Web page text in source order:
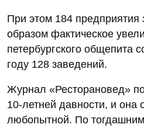
При этом 184
образом фактическое
петербургского общепита
году 128 заведений.
Журнал «Ресторановед»
10‑летней давности, и она
любопытной. По